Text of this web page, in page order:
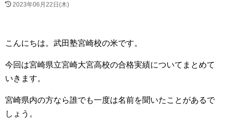
2023年06月22日(木)
こんにちは。武田塾宮崎校の米です。
今回は宮崎県立宮崎大宮高校の合格実績についてまとめて
いきます。
宮崎県内の方なら誰でも一度は名前を聞いたことがあるで
しょう。